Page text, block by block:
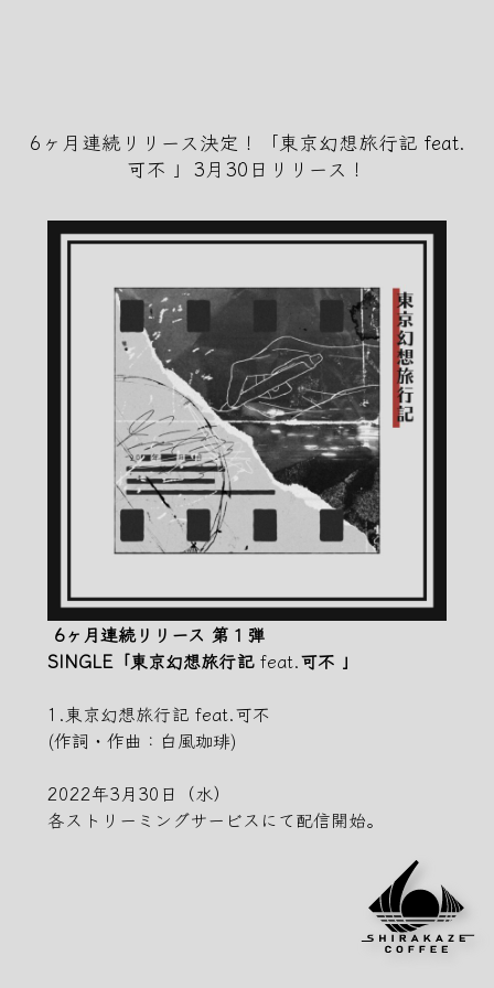
6ヶ月連続リリース決定！「東京幻想旅行記 feat.
可不 」3月30日リリース！
6ヶ月連続リリース 第１弾
SINGLE「東京幻想旅行記feat.可不 」
1.東京幻想旅行記feat.可不
(作詞・作曲：白風珈琲)
2022年3月30日（水）
各ストリーミングサービスにて配信開始。